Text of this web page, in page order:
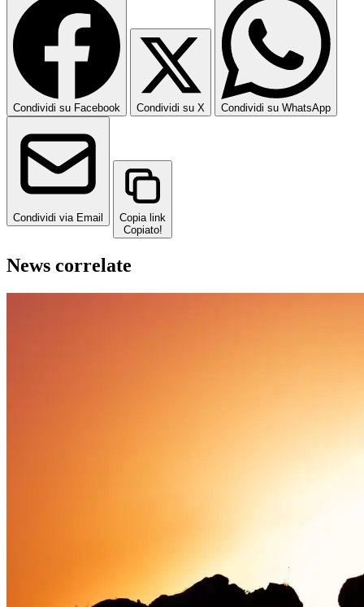
Condividi su Facebook Condividi su X Condividi su WhatsApp
Condividi via Email
Copia link
Copiato!
News correlate